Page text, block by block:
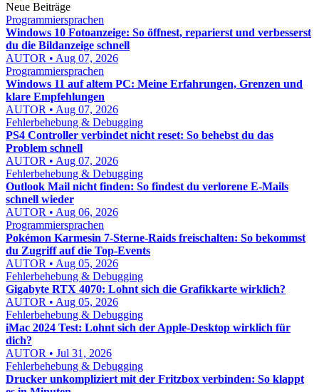
Neue Beiträge
Programmiersprachen
Windows 10 Fotoanzeige: So öffnest, reparierst und verbesserst
du die Bildanzeige schnell
AUTOR • Aug 07, 2026
Programmiersprachen
Windows 11 auf altem PC: Meine Erfahrungen, Grenzen und
klare Empfehlungen
AUTOR • Aug 07, 2026
Fehlerbehebung & Debugging
PS4 Controller verbindet nicht reset: So behebst du das
Problem schnell
AUTOR • Aug 07, 2026
Fehlerbehebung & Debugging
Outlook Mail nicht finden: So findest du verlorene E-Mails
schnell wieder
AUTOR • Aug 06, 2026
Programmiersprachen
Pokémon Karmesin 7-Sterne-Raids freischalten: So bekommst
du Zugriff auf die Top-Events
AUTOR • Aug 05, 2026
Fehlerbehebung & Debugging
Gigabyte RTX 4070: Lohnt sich die Grafikkarte wirklich?
AUTOR • Aug 05, 2026
Fehlerbehebung & Debugging
iMac 2024 Test: Lohnt sich der Apple-Desktop wirklich für
dich?
AUTOR • Jul 31, 2026
Fehlerbehebung & Debugging
Drucker unkompliziert mit der Fritzbox verbinden: So klappt